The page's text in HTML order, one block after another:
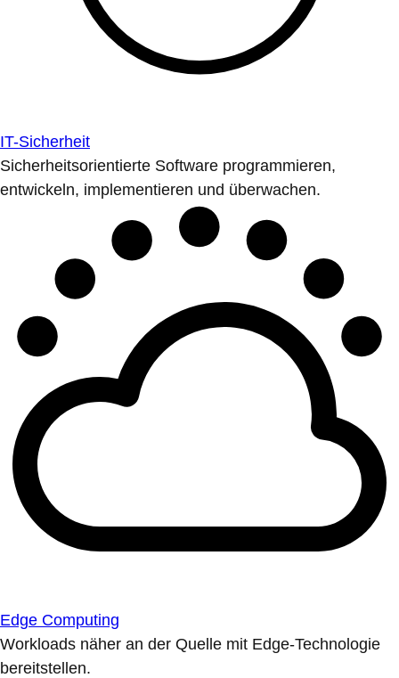
IT-Sicherheit
Sicherheitsorientierte Software programmieren,
entwickeln, implementieren und überwachen.
Edge Computing
Workloads näher an der Quelle mit Edge-Technologie
bereitstellen.